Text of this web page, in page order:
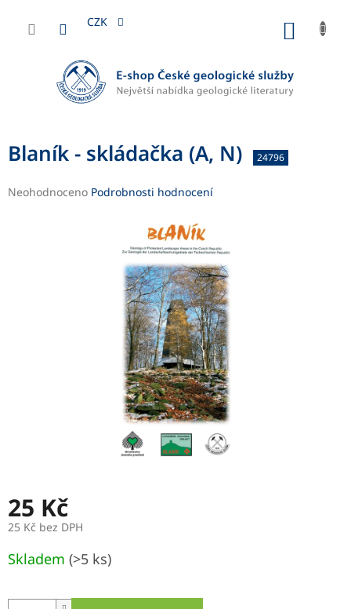
obsah
CZK
Blaník - skládačka (A, N) 24796
Průměrné
Neohodnoceno Podrobnosti hodnocení
25 Kč
25 Kč bez DPH
cena:
Skladem (>5 ks)